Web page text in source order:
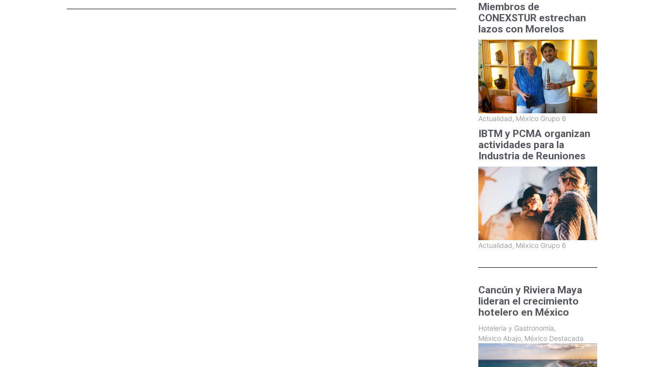
Miembros de
CONEXSTUR estrechan
lazos con Morelos
Actualidad, México Grupo 6
IBTM y PCMA organizan
actividades para la
Industria de Reuniones
Actualidad, México Grupo 6
Cancún y Riviera Maya
lideran el crecimiento
hotelero en México
Hotelería y Gastronomía,
México Abajo, México Destacada